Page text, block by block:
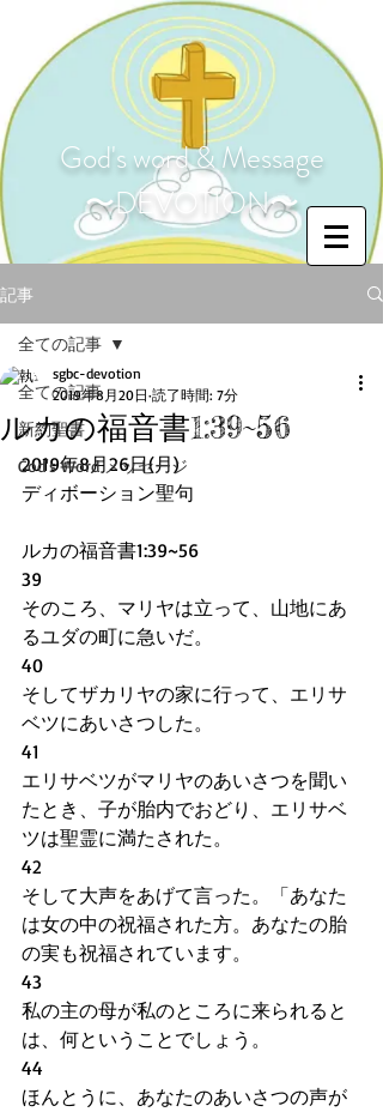
God's word & Message
〜DEVOTION〜
記事
全ての記事
新約聖書
God's Word メッセージ
全ての記事
ルカの福音書1:39~56
sgbc-devotion
2019年8月20日 読了時間: 7分
2019年8月26日(月)
ディボーション聖句
ルカの福音書1:39~56
39
そのころ、マリヤは立って、山地にあ
るユダの町に急いだ。
40
そしてザカリヤの家に行って、エリサ
ベツにあいさつした。
41
エリサベツがマリヤのあいさつを聞い
たとき、子が胎内でおどり、エリサベ
ツは聖霊に満たされた。
42
そして大声をあげて言った。「あなた
は女の中の祝福された方。あなたの胎
の実も祝福されています。
43
私の主の母が私のところに来られると
は、何ということでしょう。
44
ほんとうに、あなたのあいさつの声が